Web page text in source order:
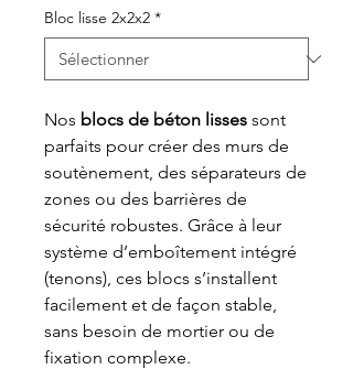
Bloc lisse 2x2x2 *
Nos blocs de béton lisses sont
parfaits pour créer des murs de
soutènement, des séparateurs de
zones ou des barrières de
sécurité robustes. Grâce à leur
système d’emboîtement intégré
(tenons), ces blocs s’installent
facilement et de façon stable,
sans besoin de mortier ou de
fixation complexe.